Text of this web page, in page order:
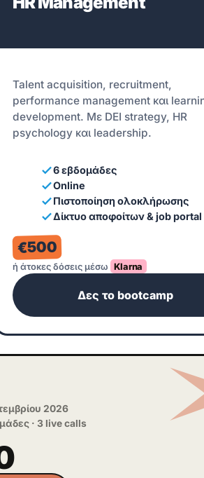
Talent acquisition, recruitment,
performance management και
development. Με DEI strategy, HR
psychology και leadership.
6 εβδομάδες
Online
Πιστοποίηση ολοκλήρωσης
Δίκτυο αποφοίτων & job portal
€500
ή άτοκες δόσεις μέσω Klarna
Δες το bootcamp
2026
· 3 live calls